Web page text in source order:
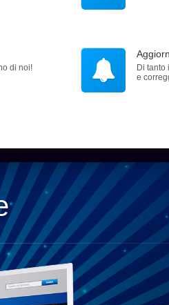
di noi!
Di tanto
e